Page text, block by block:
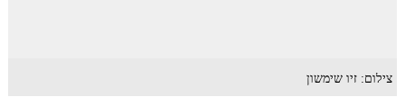
צילום: זיו שימשון